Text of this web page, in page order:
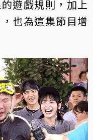
遊戲規則，加上
也為這集節目增